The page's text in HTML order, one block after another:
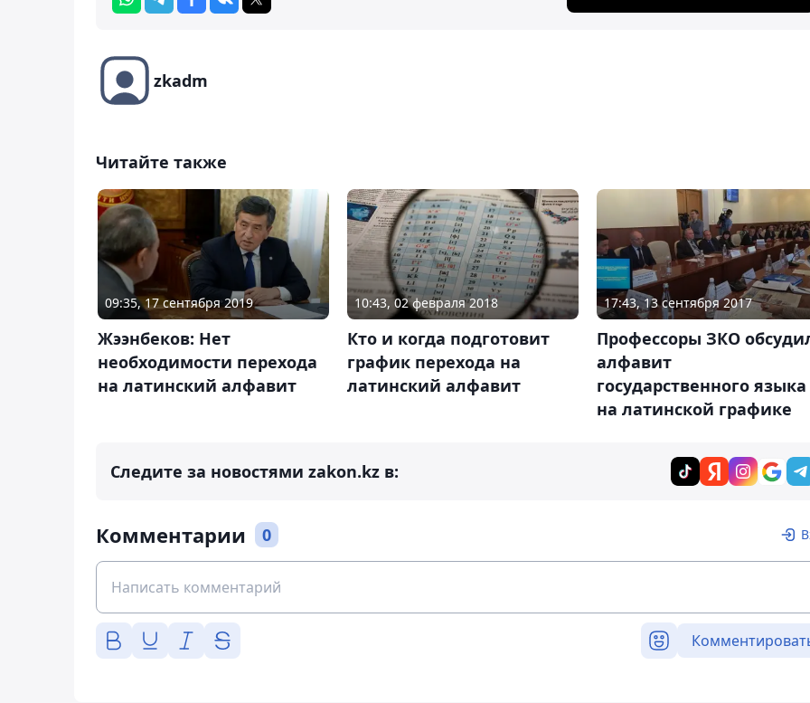
zkadm
Читайте также
09:35, 17 сентября 2019
Жээнбеков: Нет
необходимости перехода
на латинский алфавит
10:43, 02 февраля 2018
Кто и когда подготовит
график перехода на
латинский алфавит
17:43, 13 сентября 2017
Профессоры ЗКО
алфавит
государственного языка
на латинской графике
Следите за новостями zakon.kz в:
Комментарии 0